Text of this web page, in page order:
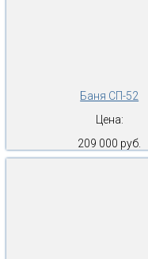
Баня СП-52
Цена:
209 000 руб.